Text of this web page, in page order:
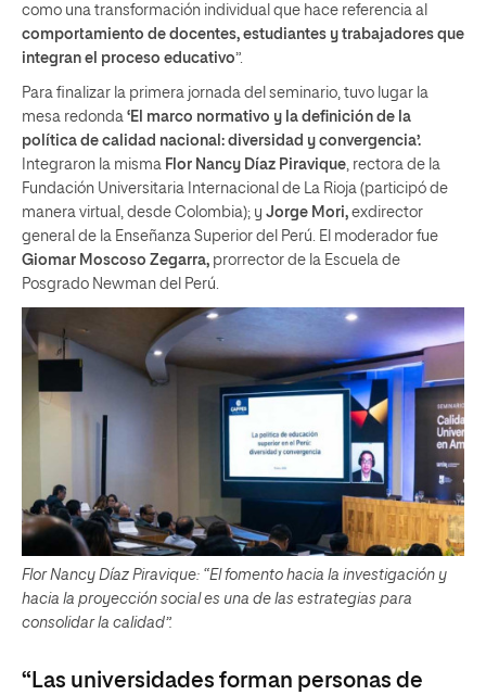
como una transformación individual que hace referencia al
comportamiento de docentes, estudiantes y trabajadores que
integran el proceso educativo”.
Para finalizar la primera jornada del seminario, tuvo lugar la
mesa redonda ‘El marco normativo y la definición de la
política de calidad nacional: diversidad y convergencia’.
Integraron la misma Flor Nancy Díaz Piravique , rectora de la
Fundación Universitaria Internacional de La Rioja (participó de
manera virtual, desde Colombia); y Jorge Mori, exdirector
general de la Enseñanza Superior del Perú. El moderador fue
Giomar Moscoso Zegarra, prorrector de la Escuela de
Posgrado Newman del Perú.
Flor Nancy Díaz Piravique: “El fomento hacia la investigación y
hacia la proyección social es una de las estrategias para
consolidar la calidad”.
“Las universidades forman personas de